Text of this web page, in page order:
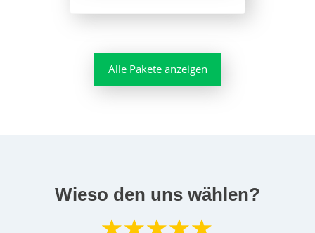
Alle Pakete anzeigen
Wieso den uns wählen?